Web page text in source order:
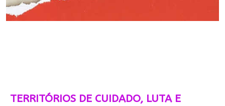
TERRITÓRIOS DE CUIDADO, LUTA E